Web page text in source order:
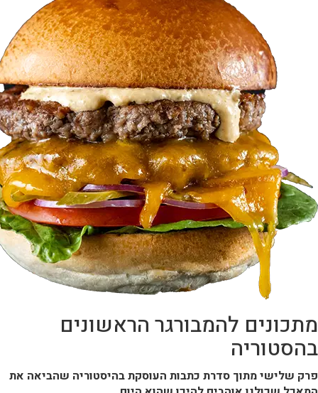
בתכלס
הגיש
ראשון
בלחמניה?
מתכונים להמבורגר הראשונים
בהסטוריה
פרק שלישי מתוך סדרת כתבות העוסקת בהיסטוריה שהביאה את